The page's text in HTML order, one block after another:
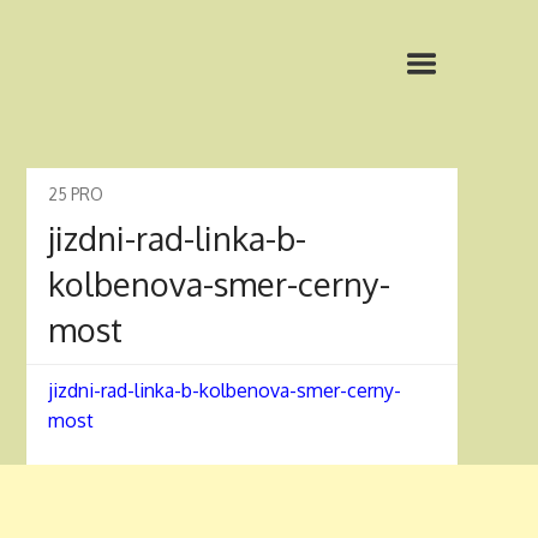
25 PRO
jizdni-rad-linka-b-
kolbenova-smer-cerny-
most
jizdni-rad-linka-b-kolbenova-smer-cerny-
most